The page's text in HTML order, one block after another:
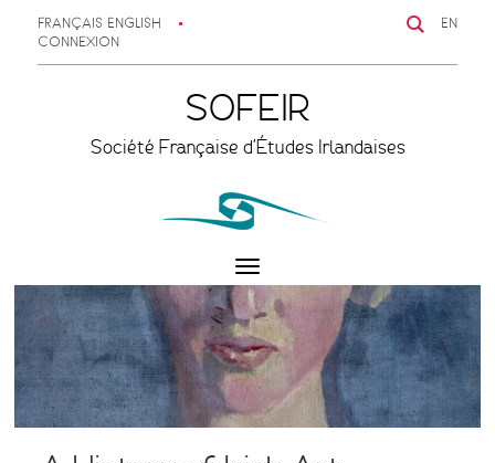
FRANÇAIS ENGLISH
CONNEXION
EN
SOFEIR
Société Française d'Études Irlandaises
Toggle
navigation